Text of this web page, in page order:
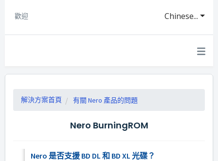
Chinese...
歡迎
解決方案首頁 有關 Nero 產品的問題
Nero BurningROM
Nero 是否支援 BD DL 和 BD XL 光碟？